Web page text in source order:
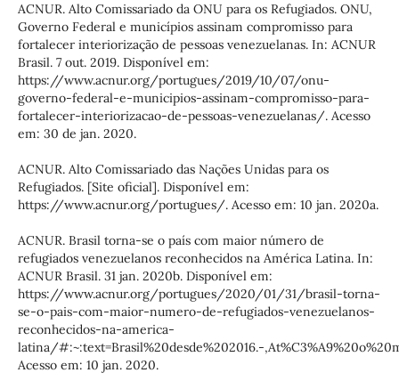
ACNUR. Alto Comissariado da ONU para os Refugiados. ONU,
Governo Federal e municípios assinam compromisso para
fortalecer interiorização de pessoas venezuelanas. In: ACNUR
Brasil. 7 out. 2019. Disponível em:
https://www.acnur.org/portugues/2019/10/07/onu-
governo-federal-e-municipios-assinam-compromisso-para-
fortalecer-interiorizacao-de-pessoas-venezuelanas/. Acesso
em: 30 de jan. 2020.
ACNUR. Alto Comissariado das Nações Unidas para os
Refugiados. [Site oficial]. Disponível em:
https://www.acnur.org/portugues/. Acesso em: 10 jan. 2020a.
ACNUR. Brasil torna-se o país com maior número de
refugiados venezuelanos reconhecidos na América Latina. In:
ACNUR Brasil. 31 jan. 2020b. Disponível em:
https://www.acnur.org/portugues/2020/01/31/brasil-torna-
se-o-pais-com-maior-numero-de-refugiados-venezuelanos-
reconhecidos-na-america-
latina/#:~:text=Brasil%20desde%202016.-
Acesso em: 10 jan. 2020.